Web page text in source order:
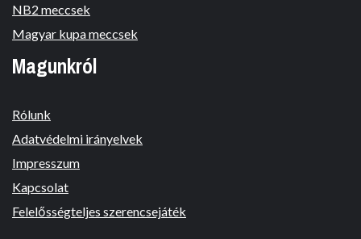
NB2 meccsek
Magyar kupa meccsek
Magunkról
Rólunk
Adatvédelmi irányelvek
Impresszum
Kapcsolat
Felelősségteljes szerencsejáték